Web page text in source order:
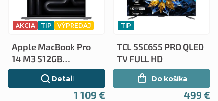
AKCIA TIP VÝPREDAJ
Apple MacBook Pro
14 M3 512GB
MTL73SL/A
1 109 €
Detail
TIP
TCL 55C655 PRO QLED
TV FULL HD
499 €
Do košíka